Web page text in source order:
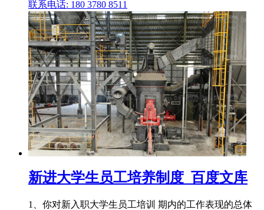
联系电话: 180 3780 8511
新进大学生员工培养制度_百度文库
1、你对新入职大学生员工培训 期内的工作表现的总体